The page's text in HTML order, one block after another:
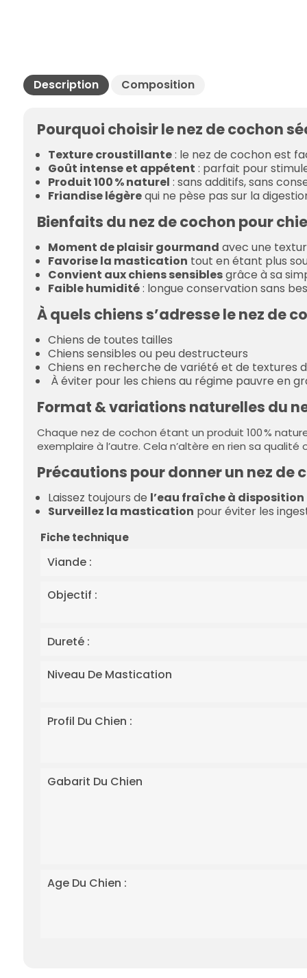
Description Composition
Pourquoi choisir le nez de cochon
Texture croustillante: le nez de cochon est
Goût intense et appétent : parfait pour
Produit 100 % naturel : sans additifs, sans
Friandise légèrequi ne pèse pas sur la
Bienfaits du nez de cochon pour
Moment de plaisir gourmand avec une
Favorise la mastication tout en étant plus
Convient aux chiens sensiblesgrâce à sa
Faible humidité: longue conservation sans
À quels chiens s’adresse le nez de
Chiens de toutes tailles
Chiens sensibles ou peu destructeurs
Chiens en recherche de variété et de textures
À éviter pour les chiens au régime pauvre en
Format & variations naturelles du
Chaque nez de cochon étant un produit 100 %
exemplaire à l’autre. Cela n’altère en rien sa qualité
Précautions pour donner un nez de
Laissez toujours de l’eau fraîche à disposition
Surveillez la mastication pour éviter les
Fiche technique
Viande :
Objectif :
Dureté :
Niveau De Mastication
Profil Du Chien :
Gabarit Du Chien
Age Du Chien :